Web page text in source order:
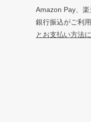
Amazon Pay、楽
銀行振込がご利
とお支払い方法